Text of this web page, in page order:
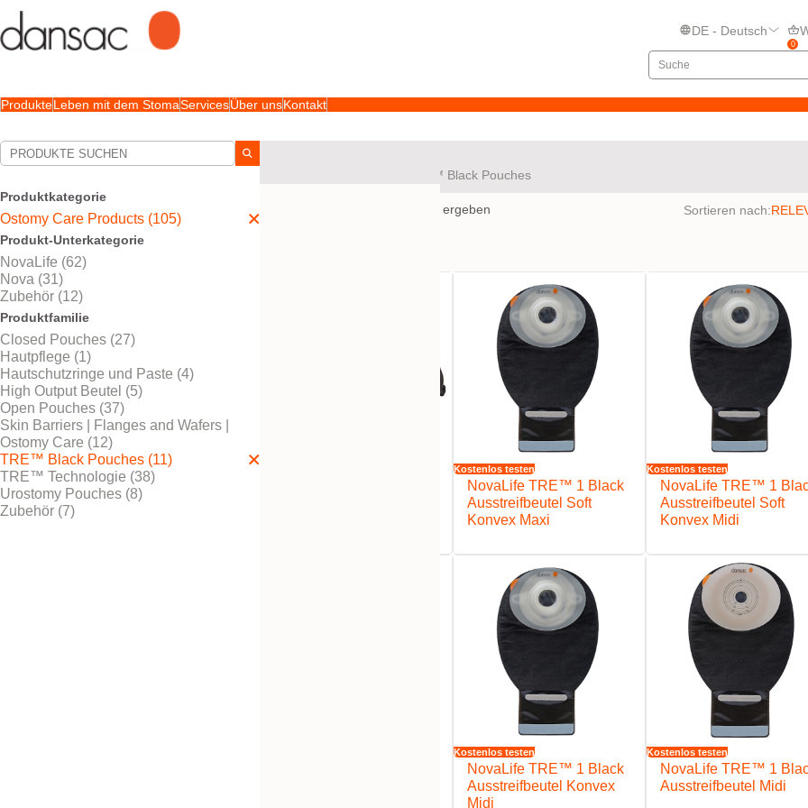
DE - Deutsch
0
ProdukteLeben mit dem StomaServicesÜber unsKontakt
Produktkategorie
Ostomy Care Products (105)
Produkt-Unterkategorie
NovaLife (62)
Nova (31)
Zubehör (12)
Produktfamilie
Closed Pouches (27)
Hautpflege (1)
Hautschutzringe und Paste (4)
High Output Beutel (5)
Open Pouches (37)
Skin Barriers | Flanges and Wafers |
Ostomy Care (12)
TRE™ Black Pouches (11)
TRE™ Technologie (38)
Urostomy Pouches (8)
Zubehör (7)
TRE™ Black Pouches
Ergebnisse ergeben Sortieren nach:
Kostenlos testen
NovaLife TRE™ 1 Black
Ausstreifbeutel Soft
Konvex Maxi
Kostenlos testen
NovaLife TRE™ 1
Ausstreifbeutel Soft
Konvex Midi
Kostenlos testen
NovaLife TRE™ 1 Black
Ausstreifbeutel Konvex
Midi
Kostenlos testen
NovaLife TRE™ 1
Ausstreifbeutel Midi